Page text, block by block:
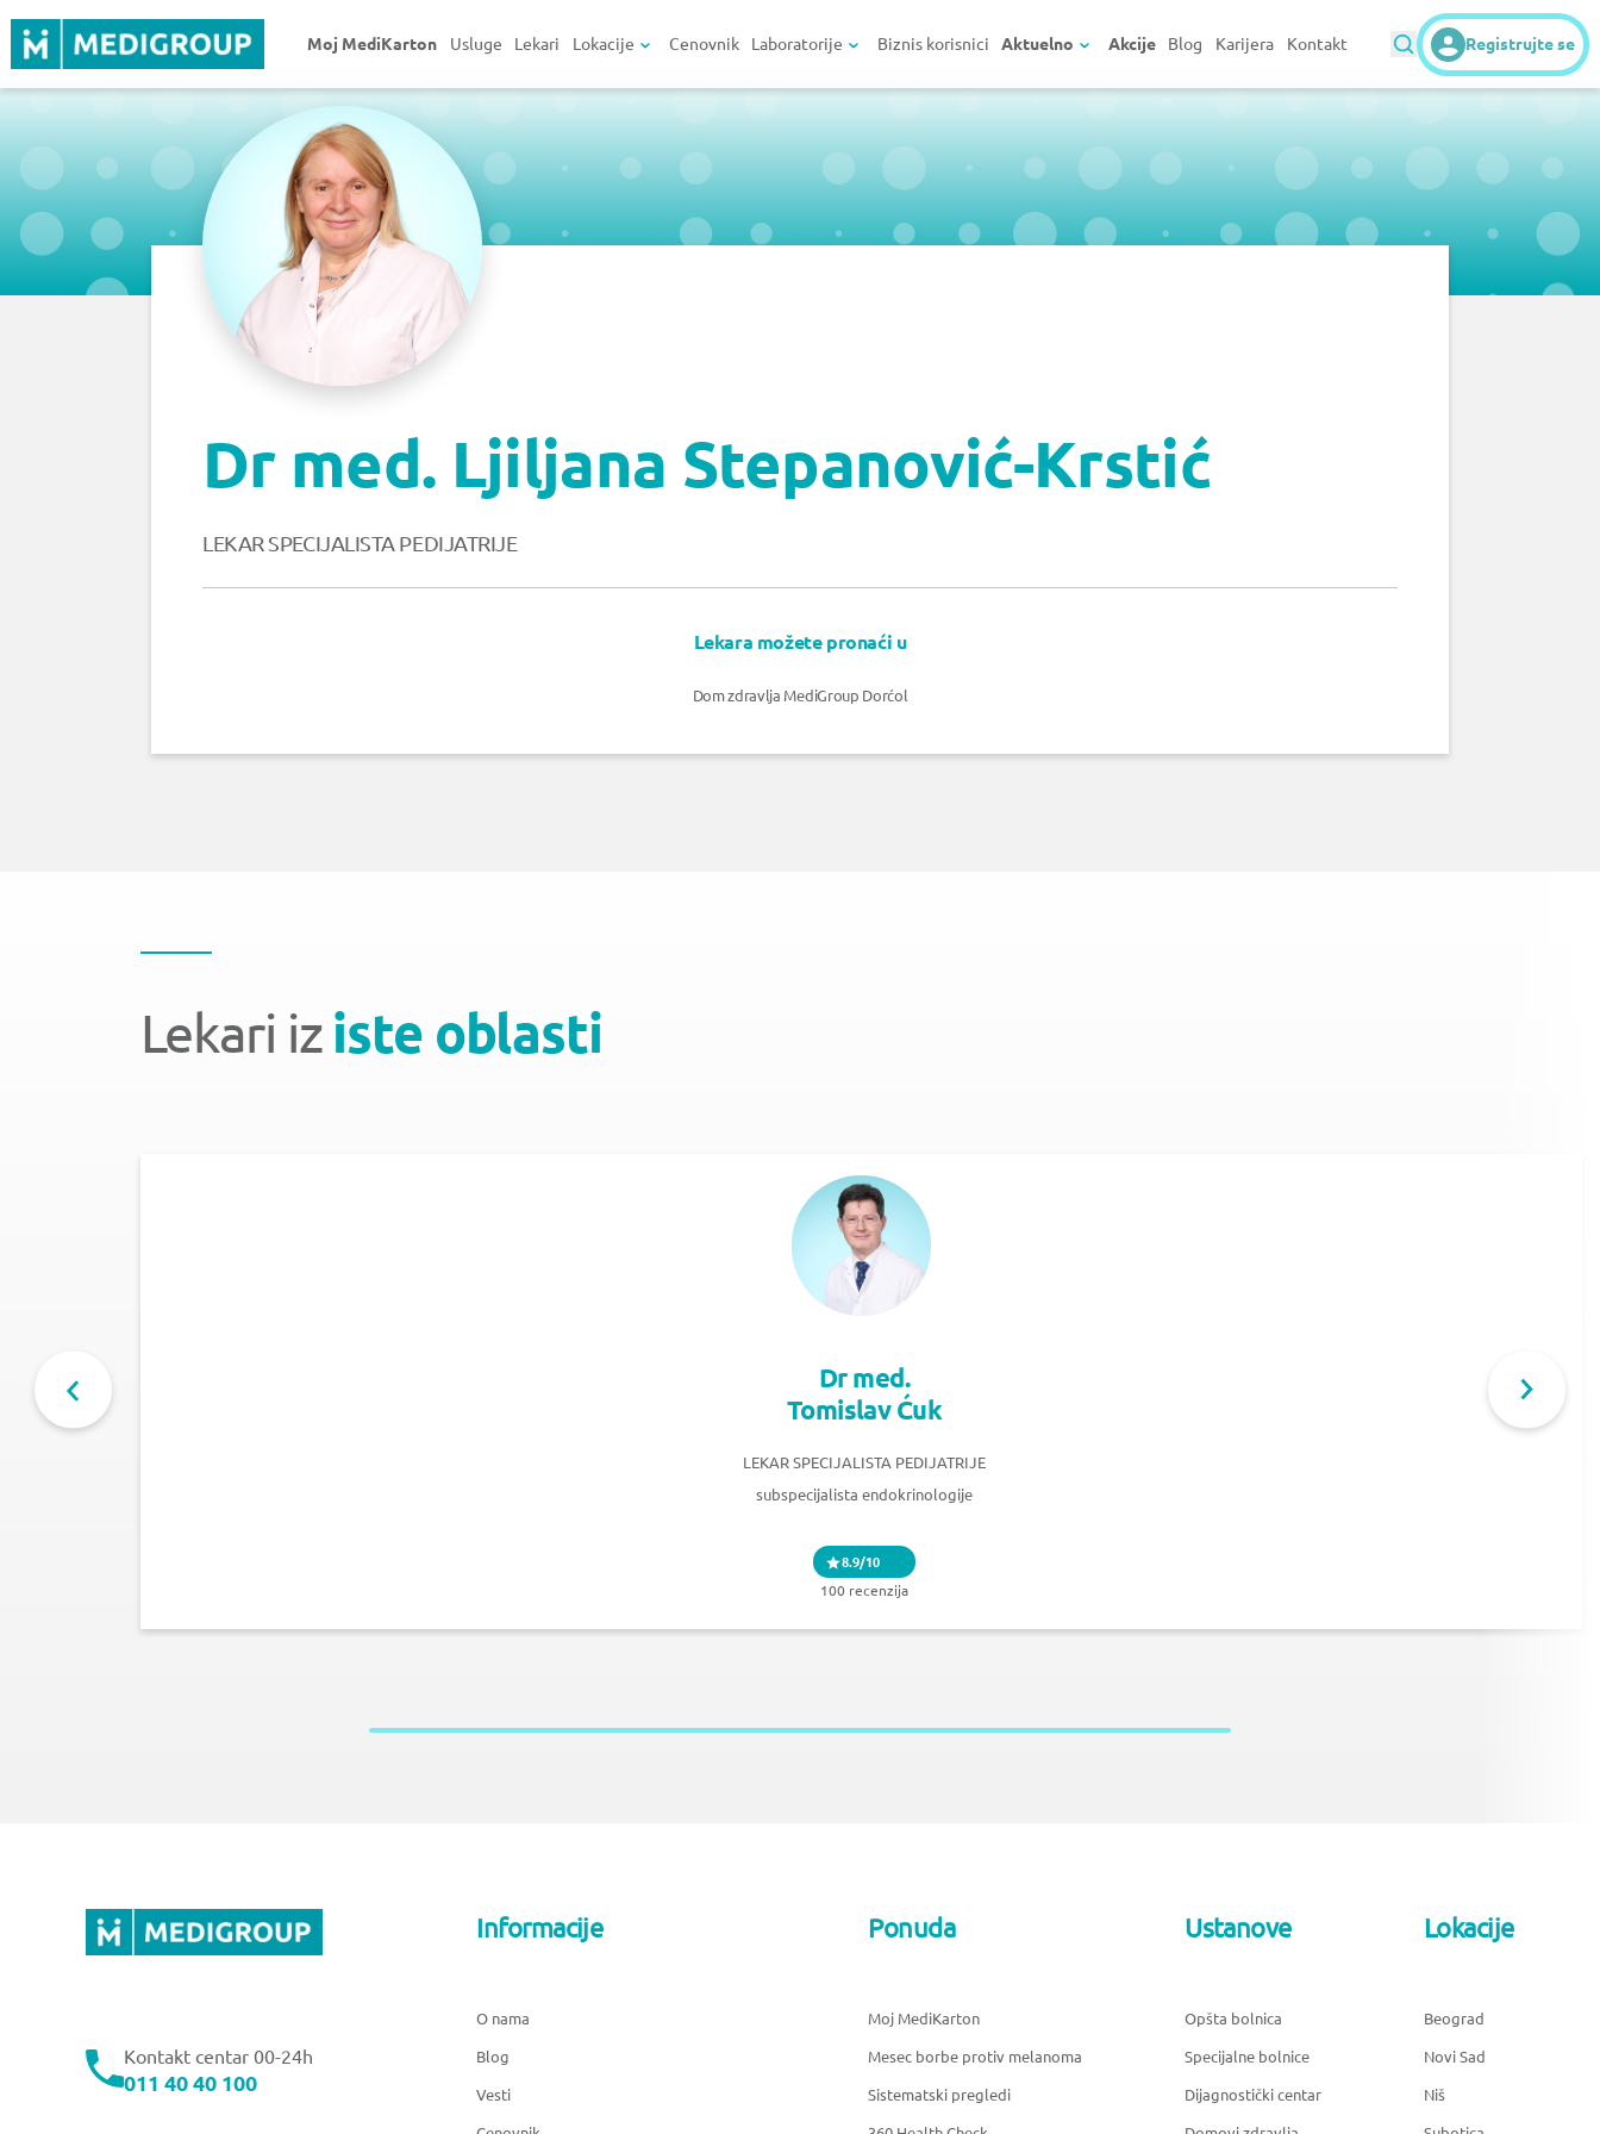
Moj MediKarton Usluge Lekari Lokacije Cenovnik Laboratorije Biznis korisnici Aktuelno Akcije Blog Karijera Kontakt Registrujte se
Dr med. Ljiljana Stepanović-Krstić
LEKAR SPECIJALISTA PEDIJATRIJE
Lekara možete pronaći u
Dom zdravlja MediGroup Dorćol
Lekari iziste oblasti
Dr med.
Tomislav Ćuk
LEKAR SPECIJALISTA PEDIJATRIJE
subspecijalista endokrinologije
8.9/10
100 recenzija
Kontakt centar 00-24h
011 40 40 100
Informacije
O nama
Blog
Vesti
Ponuda
Moj MediKarton
Mesec borbe protiv melanoma
Sistematski pregledi
Ustanove
Opšta bolnica
Specijalne bolnice
Dijagnostički centar
Lokacije
Beograd
Novi Sad
Niš